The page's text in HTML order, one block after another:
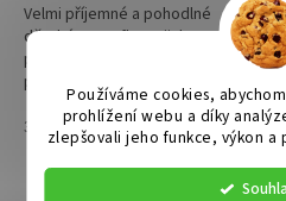
Používáme cookies,
prohlížení webu a díky
zlepšovali jeho funkce, výkon a
Velmi příjemné a pohodlné
dětské pantofle. Jejich
předností je měkkost a
prodyšnost. Nastavitelní šíře -
dva pásky na přezku.
33